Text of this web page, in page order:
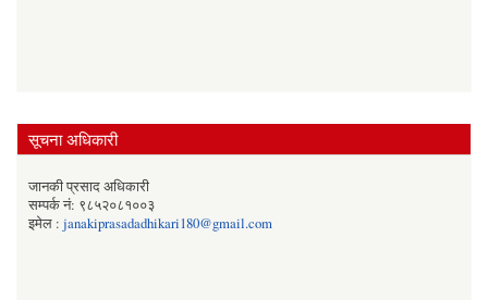
सूचना अधिकारी
जानकी प्रसाद अधिकारी
सम्पर्क नं: ९८५२०८१००३
इमेल : janakiprasadadhikari180@gmail.com